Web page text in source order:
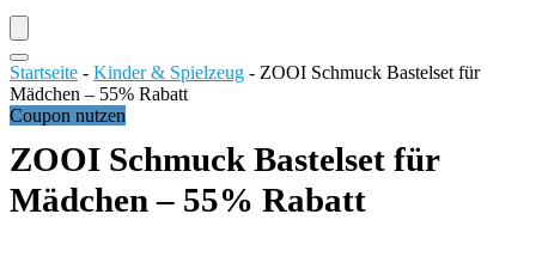
Startseite - Kinder & Spielzeug - ZOOI Schmuck Bastelset für
Mädchen – 55% Rabatt
Coupon nutzen
ZOOI Schmuck Bastelset für
Mädchen – 55% Rabatt